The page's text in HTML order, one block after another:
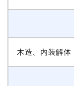
木造、内装解体